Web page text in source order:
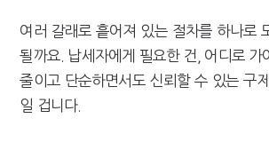
여러 갈래로 흩어져 있는 절차를 하나로
될까요. 납세자에게 필요한 건, 어디로 가
줄이고 단순하면서도 신뢰할 수 있는 구
일 겁니다.